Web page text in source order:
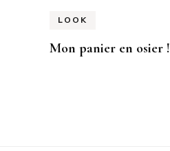
LOOK
Mon panier en osier !